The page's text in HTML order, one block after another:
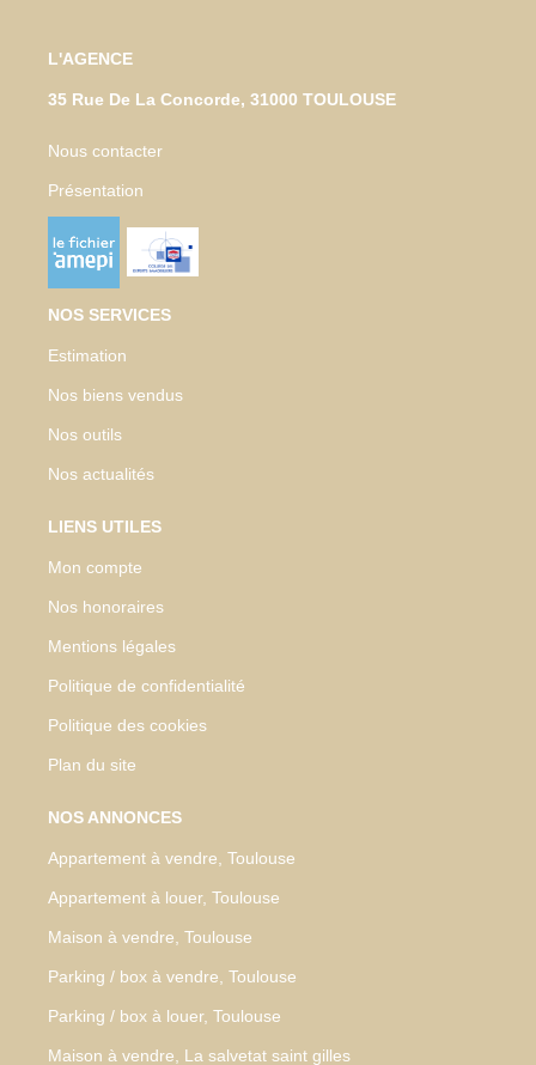
L'AGENCE
35 Rue De La Concorde, 31000 TOULOUSE
Nous contacter
Présentation
NOS SERVICES
Estimation
Nos biens vendus
Nos outils
Nos actualités
LIENS UTILES
Mon compte
Nos honoraires
Mentions légales
Politique de confidentialité
Politique des cookies
Plan du site
NOS ANNONCES
Appartement à vendre, Toulouse
Appartement à louer, Toulouse
Maison à vendre, Toulouse
Parking / box à vendre, Toulouse
Parking / box à louer, Toulouse
Maison à vendre, La salvetat saint gilles